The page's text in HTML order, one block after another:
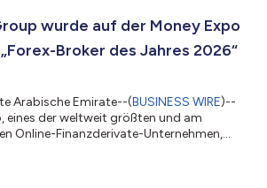
Mit mehr als 20 Jahren Erfahrung in den
wurde auf der Money Expo
Broker des Jahres 2026“
Arabische Emirate--(BUSINESS WIRE)--
eines der weltweit größten und am
Online-Finanzderivate-Unternehmen,